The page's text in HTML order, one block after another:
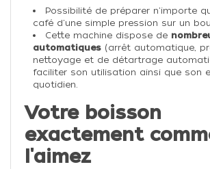
Possibilité de préparer n'importe
café d'une simple pression sur un
Cette machine dispose de
automatiques (arrêt automatique,
nettoyage et de détartrage
faciliter son utilisation ainsi que son
quotidien.
Votre boisson
exactement
l'aimez